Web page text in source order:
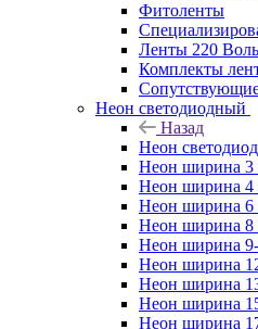
Фитоленты
Ленты 220
Комплекты
Неон светодиодный
Назад
Неон
Неон ширина
Неон ширина
Неон ширина
Неон ширина
Неон ширина
Неон ширина
Неон ширина
Неон ширина
Неон ширина